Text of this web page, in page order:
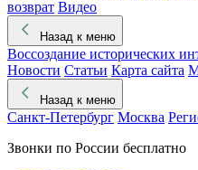
возврат Видео
Назад к меню
Воссоздание исторических
Новости Статьи Карта сайта
Назад к меню
Санкт-Петербург Москва
Звонки по России бесплатно